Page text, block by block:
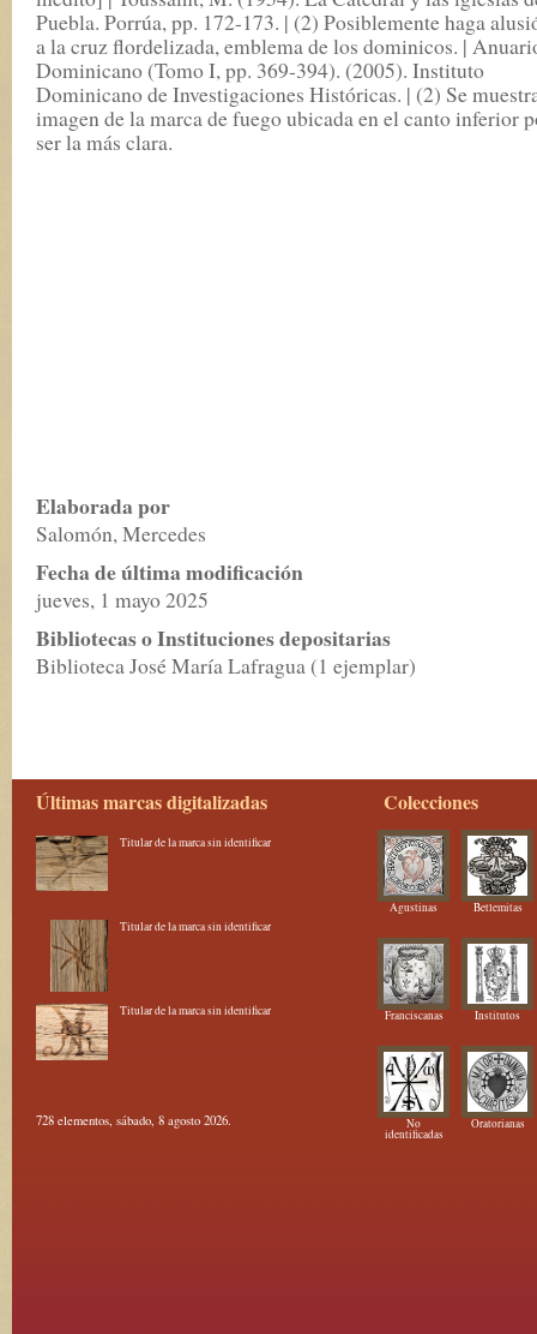
Puebla. Porrúa, pp. 172-173. | (2) Posiblemente haga
a la cruz flordelizada, emblema de los dominicos. |
Dominicano (Tomo I, pp. 369-394). (2005). Instituto
Dominicano de Investigaciones Históricas. | (2) Se
imagen de la marca de fuego ubicada en el canto inferior
ser la más clara.
Elaborada por
Salomón, Mercedes
Fecha de última modificación
jueves, 1 mayo 2025
Bibliotecas o Instituciones depositarias
Biblioteca José María Lafragua (1 ejemplar)
Últimas marcas digitalizadas
Titular de la marca sin identificar
Titular de la marca sin identificar
Titular de la marca sin identificar
728 elementos, sábado, 8 agosto 2026.
Colecciones
Agustinas Betlemitas
Franciscanas Institutos
No
identificadas
Oratorianas